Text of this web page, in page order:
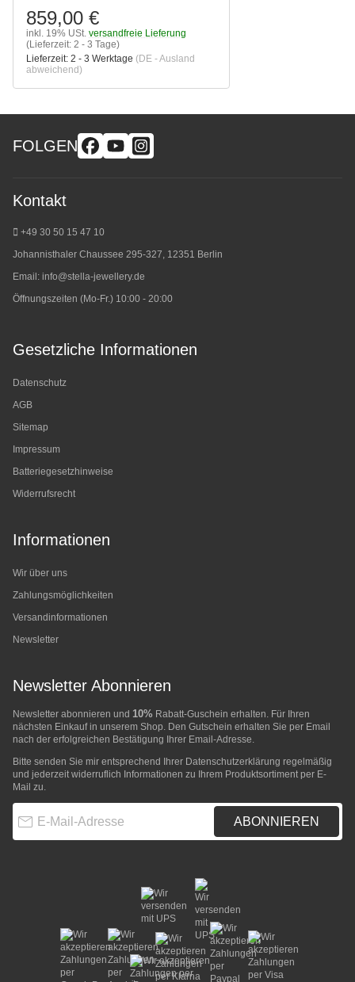
859,00 €
inkl. 19% USt. versandfreie Lieferung
(Lieferzeit: 2 - 3 Tage)
Lieferzeit: 2 - 3 Werktage (DE - Ausland
abweichend)
FOLGEN
Kontakt
+49 30 50 15 47 10
Johannisthaler Chaussee 295-327, 12351 Berlin
Email: info@stella-jewellery.de
Öffnungszeiten (Mo-Fr.) 10:00 - 20:00
Gesetzliche Informationen
Datenschutz
AGB
Sitemap
Impressum
Batteriegesetzhinweise
Widerrufsrecht
Informationen
Wir über uns
Zahlungsmöglichkeiten
Versandinformationen
Newsletter
Newsletter Abonnieren
Newsletter abonnieren und 10% Rabatt-Guschein erhalten. Für Ihren
nächsten Einkauf in unserem Shop. Den Gutschein erhalten Sie per Email
nach der erfolgreichen Bestätigung Ihrer Email-Adresse.
Bitte senden Sie mir entsprechend Ihrer Datenschutzerklärung regelmäßig
und jederzeit widerruflich Informationen zu Ihrem Produktsortiment per E-
Mail zu.
ABONNIEREN